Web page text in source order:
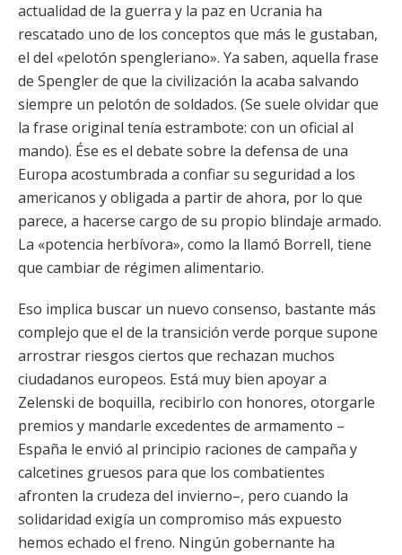
actualidad de la guerra y la paz en Ucrania ha
rescatado uno de los conceptos que más le gustaban,
el del «pelotón spengleriano». Ya saben, aquella frase
de Spengler de que la civilización la acaba salvando
siempre un pelotón de soldados. (Se suele olvidar que
la frase original tenía estrambote: con un oficial al
mando). Ése es el debate sobre la defensa de una
Europa acostumbrada a confiar su seguridad a los
americanos y obligada a partir de ahora, por lo que
parece, a hacerse cargo de su propio blindaje armado.
La «potencia herbívora», como la llamó Borrell, tiene
que cambiar de régimen alimentario.
Eso implica buscar un nuevo consenso, bastante más
complejo que el de la transición verde porque supone
arrostrar riesgos ciertos que rechazan muchos
ciudadanos europeos. Está muy bien apoyar a
Zelenski de boquilla, recibirlo con honores, otorgarle
premios y mandarle excedentes de armamento –
España le envió al principio raciones de campaña y
calcetines gruesos para que los combatientes
afronten la crudeza del invierno–, pero cuando la
solidaridad exigía un compromiso más expuesto
hemos echado el freno. Ningún gobernante ha